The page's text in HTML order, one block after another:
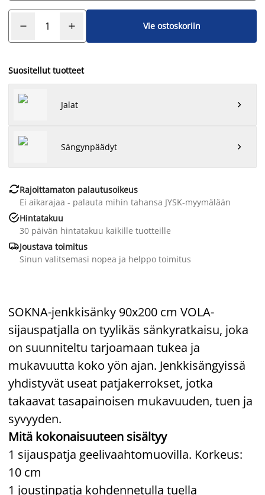
Vie ostoskoriin
Suositellut tuotteet
Jalat 
Sängynpäädyt 
Rajoittamaton palautusoikeus
Ei aikarajaa - palauta mihin tahansa JYSK-myymälään
Hintatakuu
30 päivän hintatakuu kaikille tuotteille
Joustava toimitus
Sinun valitsemasi nopea ja helppo toimitus
SOKNA-jenkkisänky 90x200 cm VOLA-
sijauspatjalla on tyylikäs sänkyratkaisu, joka
on suunniteltu tarjoamaan tukea ja
mukavuutta koko yön ajan. Jenkkisängyissä
yhdistyvät useat patjakerrokset, jotka
takaavat tasapainoisen mukavuuden, tuen ja
syvyyden.
Mitä kokonaisuuteen sisältyy
1 sijauspatja geelivaahtomuovilla. Korkeus:
10 cm
1 joustinpatja kohdennetulla tuella